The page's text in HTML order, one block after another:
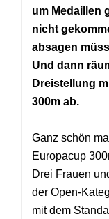
um Medaillen
nicht
absagen
Und dann
Dreistellung
300m ab.
Ganz schön
Europacup
Drei Frauen
der Open-
mit dem